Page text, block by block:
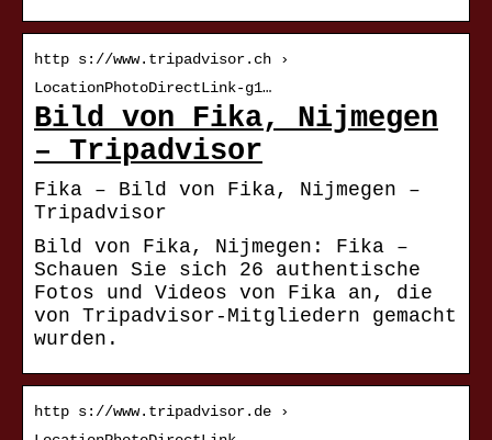
http s://www.tripadvisor.ch ›
LocationPhotoDirectLink-g1…
Bild von Fika, Nijmegen
– Tripadvisor
Fika – Bild von Fika, Nijmegen –
Tripadvisor
Bild von Fika, Nijmegen: Fika –
Schauen Sie sich 26 authentische
Fotos und Videos von Fika an, die
von Tripadvisor-Mitgliedern gemacht
wurden.
http s://www.tripadvisor.de ›